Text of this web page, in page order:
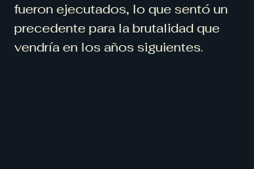
fueron ejecutados, lo que sentó un
precedente para la brutalidad que
vendría en los años siguientes.